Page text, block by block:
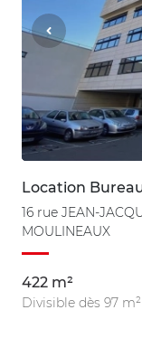
Location
16 rue JEAN-
MOULINEAUX
422 m²
Divisible dès 97 m²